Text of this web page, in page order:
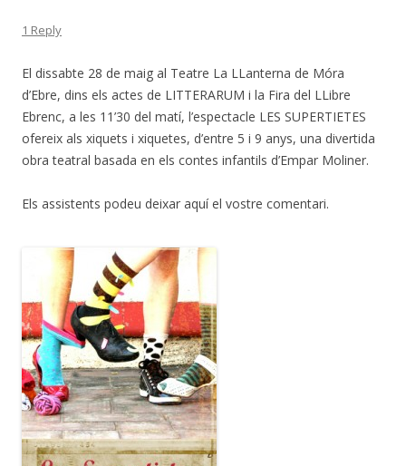
1 Reply
El dissabte 28 de maig al Teatre La LLanterna de Móra
d’Ebre, dins els actes de LITTERARUM i la Fira del LLibre
Ebrenc, a les 11’30 del matí, l’espectacle LES SUPERTIETES
ofereix als xiquets i xiquetes, d’entre 5 i 9 anys, una divertida
obra teatral basada en els contes infantils d’Empar Moliner.
Els assistents podeu deixar aquí el vostre comentari.